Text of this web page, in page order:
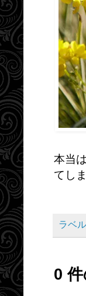
本当
てし
ラベ
0